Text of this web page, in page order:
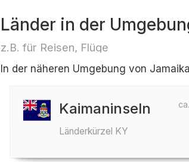
Länder in der
z.B. für Reisen, Flüge
In der näheren Umgebung von
Kaimaninseln
Länderkürzel KY